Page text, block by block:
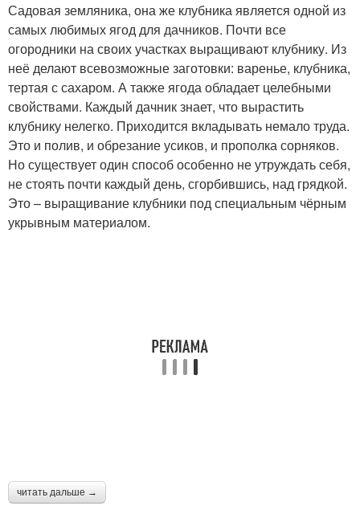
Садовая земляника, она же клубника является одной из
самых любимых ягод для дачников. Почти все
огородники на своих участках выращивают клубнику. Из
неё делают всевозможные заготовки: варенье, клубника,
тертая с сахаром. А также ягода обладает целебными
свойствами. Каждый дачник знает, что вырастить
клубнику нелегко. Приходится вкладывать немало труда.
Это и полив, и обрезание усиков, и прополка сорняков.
Но существует один способ особенно не утруждать себя,
не стоять почти каждый день, сгорбившись, над грядкой.
Это – выращивание клубники под специальным чёрным
укрывным материалом.
читать дальше →